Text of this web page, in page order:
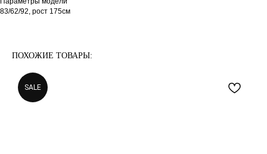
83/62/92, рост 175см
ПОХОЖИЕ ТОВАРЫ:
SALE